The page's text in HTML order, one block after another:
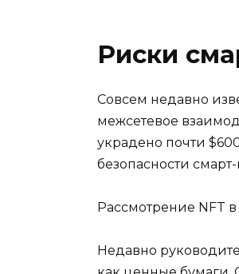
Риски
Совсем недавно
межсетевое
украдено почти
безопасности смарт-
Рассмотрение NFT
Недавно